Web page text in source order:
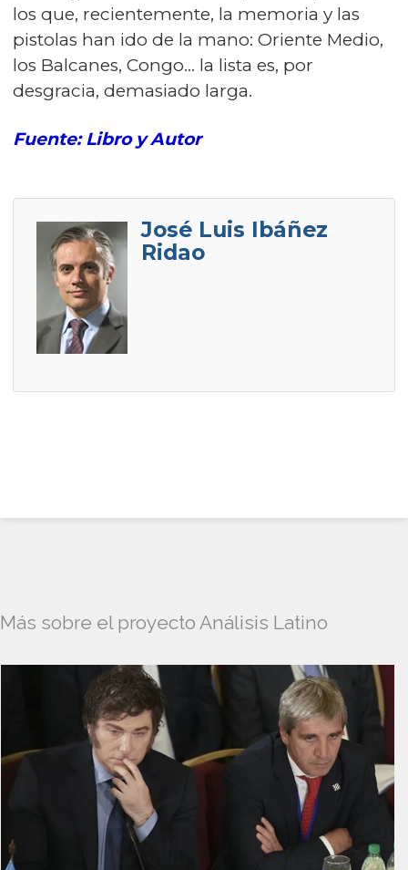
los que, recientemente, la memoria y las
pistolas han ido de la mano: Oriente Medio,
los Balcanes, Congo… la lista es, por
desgracia, demasiado larga.
Fuente: Libro y Autor
José Luis Ibáñez
Ridao
Más sobre el proyecto Análisis Latino